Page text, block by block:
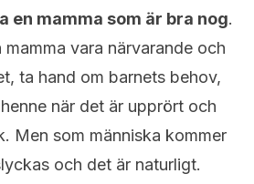
en mamma som är bra nog.
vara närvarande och
ta hand om barnets behov,
när det är upprört och
Men som människa kommer
och det är naturligt.